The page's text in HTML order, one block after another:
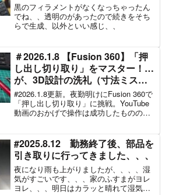
黒のフィラメントがなくなっちゃったん
でね、、透明のがあったので続きをそち
らで生成、以外といい感じ、、
＃2026.1.8 【Fusion 360】「押
し出し切り取り」をマスター！…
が、3D設計の洗礼（寸法ミス）
を受けた夜勤明け
#2026.1.8更新。夜勤明けにFusion 360で
「押し出し切り取り」に挑戦。YouTube
動画のおかげで操作は成功したものの、
闘記です。
#2025.8.12 勤務終了後、部品を
引き取りに行ってきました、、、
夜になり雨も上がりましたが、、、、湿
気がすごいです、、、家のふすまがヨレ
ヨレ、、、明日はカラッと晴れて湿気を